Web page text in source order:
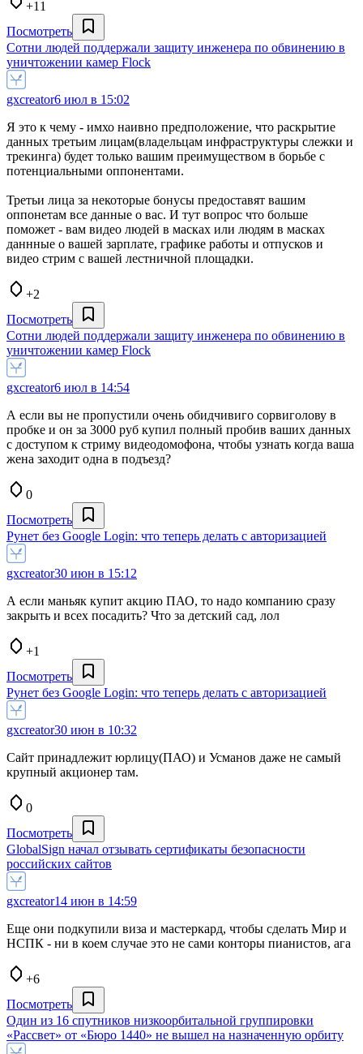
+11
Посмотреть
Сотни людей поддержали защиту инженера по обвинению в
уничтожении камер Flock
gxcreator6 июл в 15:02
Я это к чему - имхо наивно предположение, что раскрытие
данных третьим лицам(владельцам инфраструктуры слежки и
трекинга) будет только вашим преимуществом в борьбе с
потенциальными оппонентами.
Третьи лица за некоторые бонусы предоставят вашим
оппонетам все данные о вас. И тут вопрос что больше
поможет - вам видео людей в масках или людям в масках
даннные о вашей зарплате, графике работы и отпусков и
видео стрим с вашей лестничной площадки.
+2
Посмотреть
Сотни людей поддержали защиту инженера по обвинению в
уничтожении камер Flock
gxcreator6 июл в 14:54
А если вы не пропустили очень обидчивиго сорвиголову в
пробке и он за 3000 руб купил полный пробив ваших данных
с доступом к стриму видеодомофона, чтобы узнать когда ваша
жена заходит одна в подъезд?
0
Посмотреть
Рунет без Google Login: что теперь делать с авторизацией
gxcreator30 июн в 15:12
А если маньяк купит акцию ПАО, то надо компанию сразу
закрыть и всех посадить? Что за детский сад, лол
+1
Посмотреть
Рунет без Google Login: что теперь делать с авторизацией
gxcreator30 июн в 10:32
Сайт принадлежит юрлицу(ПАО) и Усманов даже не самый
крупный акционер там.
0
Посмотреть
GlobalSign начал отзывать сертификаты безопасности
российских сайтов
gxcreator14 июн в 14:59
Еще они подкупили виза и мастеркард, чтобы сделать Мир и
НСПК - ни в коем случае это не сами конторы пианистов, ага
+6
Посмотреть
Один из 16 спутников низкоорбитальной группировки
«Рассвет» от «Бюро 1440» не вышел на назначенную орбиту